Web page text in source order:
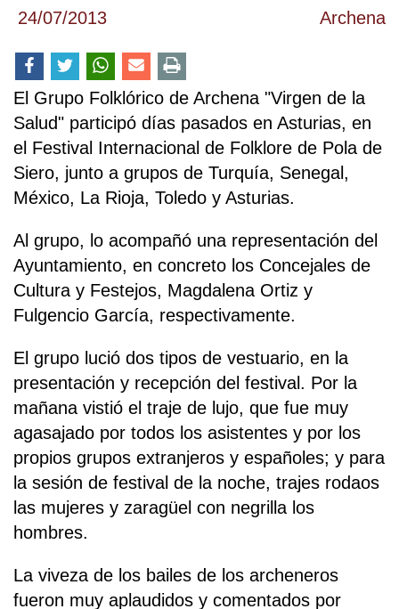
24/07/2013 Archena
El Grupo Folklórico de Archena "Virgen de la
Salud" participó días pasados en Asturias, en
el Festival Internacional de Folklore de Pola de
Siero, junto a grupos de Turquía, Senegal,
México, La Rioja, Toledo y Asturias.
Al grupo, lo acompañó una representación del
Ayuntamiento, en concreto los Concejales de
Cultura y Festejos, Magdalena Ortiz y
Fulgencio García, respectivamente.
El grupo lució dos tipos de vestuario, en la
presentación y recepción del festival. Por la
mañana vistió el traje de lujo, que fue muy
agasajado por todos los asistentes y por los
propios grupos extranjeros y españoles; y para
la sesión de festival de la noche, trajes rodaos
las mujeres y zaragüel con negrilla los
hombres.
La viveza de los bailes de los archeneros
fueron muy aplaudidos y comentados por